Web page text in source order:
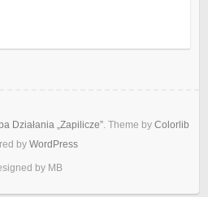
Działania „Zapilicze”. Theme by Colorlib
by WordPress
by MB